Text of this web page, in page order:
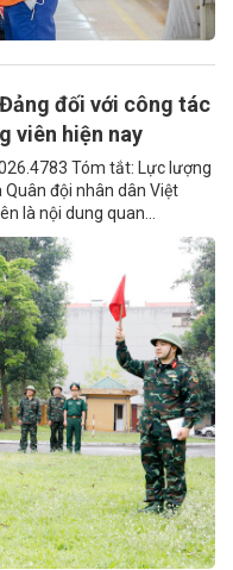
đối với công tác
viên hiện nay
Tóm tắt: Lực lượng
đội nhân dân Việt
là nội dung quan...